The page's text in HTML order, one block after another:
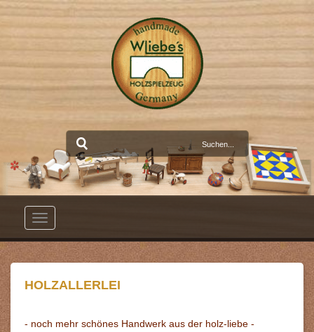
Toggle
HOLZALLERLEI
- noch mehr schönes Handwerk aus der holz-liebe -